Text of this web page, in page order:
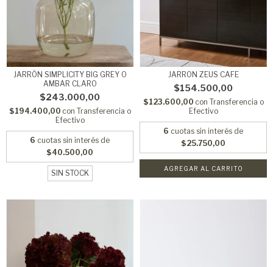
JARRÓN SIMPLICITY BIG GREY O
AMBAR CLARO
$243.000,00
$194.400,00 con Transferencia o
Efectivo
6 cuotas sin interés de
$40.500,00
SIN STOCK
JARRON ZEUS CAFE
$154.500,00
$123.600,00 con Transferencia o
Efectivo
6 cuotas sin interés de
$25.750,00
AGREGAR AL CARRITO